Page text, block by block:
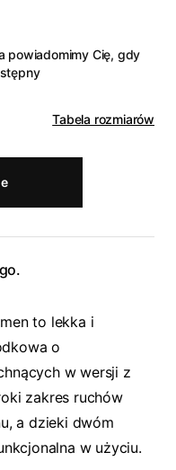
powiadomimy Cię, gdy
Tabela rozmiarów
to lekka i
o
w wersji z
zakres ruchów
a dzieki dwóm
w użyciu.